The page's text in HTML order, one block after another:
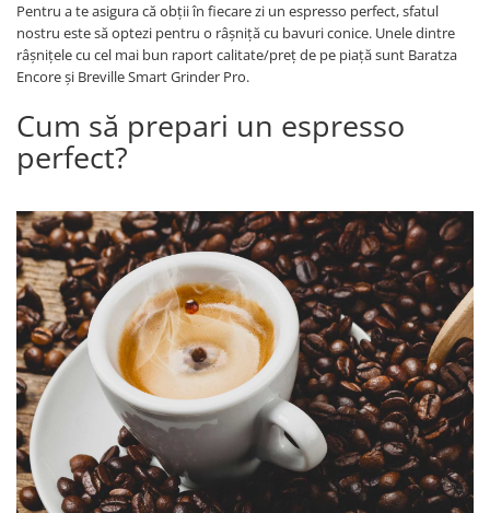
Pentru a te asigura că obții în fiecare zi un espresso perfect, sfatul
nostru este să optezi pentru o râșniță cu bavuri conice. Unele dintre
râșnițele cu cel mai bun raport calitate/preț de pe piață sunt Baratza
Encore și Breville Smart Grinder Pro.
Cum să prepari un espresso
perfect?